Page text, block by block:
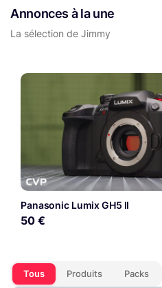
Annonces à la une
La sélection de Jimmy
Panasonic Lumix GH5 II
50 €
Tous Produits Packs